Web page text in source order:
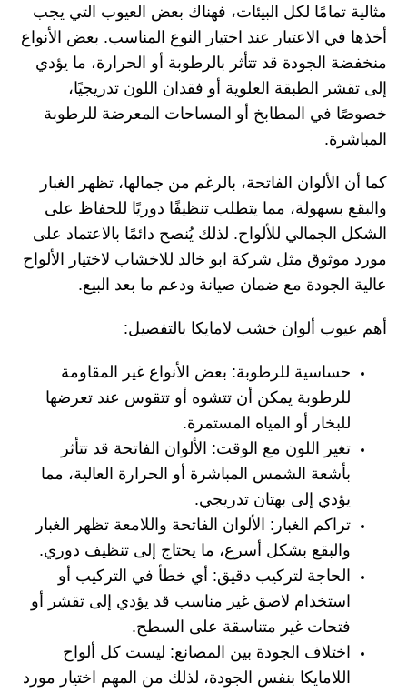
مثالية تمامًا لكل البيئات، فهناك بعض العيوب التي يجب
أخذها في الاعتبار عند اختيار النوع المناسب. بعض الأنواع
منخفضة الجودة قد تتأثر بالرطوبة أو الحرارة، ما يؤدي
إلى تقشر الطبقة العلوية أو فقدان اللون تدريجيًا،
خصوصًا في المطابخ أو المساحات المعرضة للرطوبة
المباشرة.
كما أن الألوان الفاتحة، بالرغم من جمالها، تظهر الغبار
والبقع بسهولة، مما يتطلب تنظيفًا دوريًا للحفاظ على
الشكل الجمالي للألواح. لذلك يُنصح دائمًا بالاعتماد على
مورد موثوق مثل شركة ابو خالد للاخشاب لاختيار الألواح
عالية الجودة مع ضمان صيانة ودعم ما بعد البيع.
أهم عيوب ألوان خشب لامايكا بالتفصيل:
حساسية للرطوبة: بعض الأنواع غير المقاومة
للرطوبة يمكن أن تتشوه أو تتقوس عند تعرضها
للبخار أو المياه المستمرة.
تغير اللون مع الوقت: الألوان الفاتحة قد تتأثر
بأشعة الشمس المباشرة أو الحرارة العالية، مما
يؤدي إلى بهتان تدريجي.
تراكم الغبار: الألوان الفاتحة واللامعة تظهر الغبار
والبقع بشكل أسرع، ما يحتاج إلى تنظيف دوري.
الحاجة لتركيب دقيق: أي خطأ في التركيب أو
استخدام لاصق غير مناسب قد يؤدي إلى تقشر أو
فتحات غير متناسقة على السطح.
اختلاف الجودة بين المصانع: ليست كل ألواح
اللامايكا بنفس الجودة، لذلك من المهم اختيار مورد